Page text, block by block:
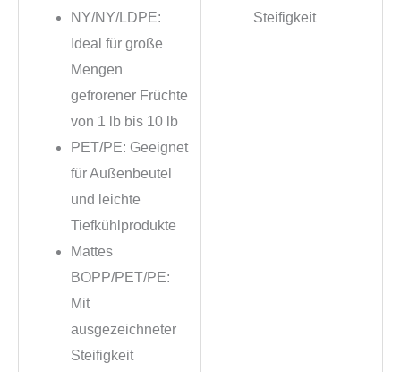
NY/NY/LDPE:
Ideal für große
Mengen
gefrorener Früchte
von 1 lb bis 10 lb
PET/PE: Geeignet
für Außenbeutel
und leichte
Tiefkühlprodukte
Mattes
BOPP/PET/PE:
Mit
ausgezeichneter
Steifigkeit
Steifigkeit